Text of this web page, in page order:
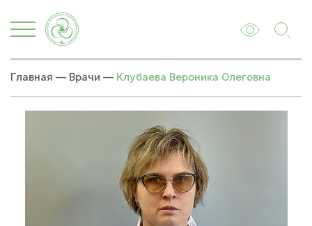
Главная — Врачи — Клубаева Вероника Олеговна